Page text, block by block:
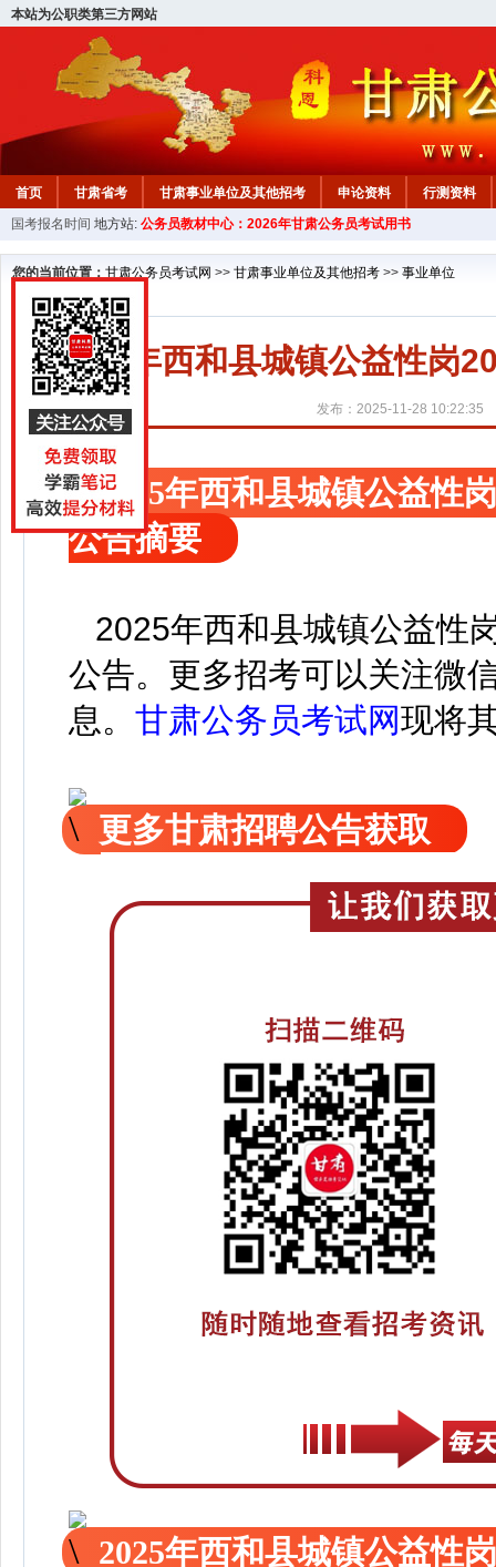
本站为公职类第三方网站
首页 甘肃省考 甘肃事业单位及其他招考 申论资料
行测资料
国考报名时间 地方站: 公务员教材中心：2026年甘肃公务员考试用书
您的当前位置： 甘肃公务员考试网 >> 甘肃事业单位及其他招考 >> 事业单位
2025年西和县城镇公益性岗
发布：2025-11-28 10:22:35
2025年西和县城镇公益性
公告摘要
2025年西和县城镇公益性
公告。 更多招考可以关注微
息。 甘肃公务员考试网现将
更多甘肃招聘公告获取
2025年西和县城镇公益性